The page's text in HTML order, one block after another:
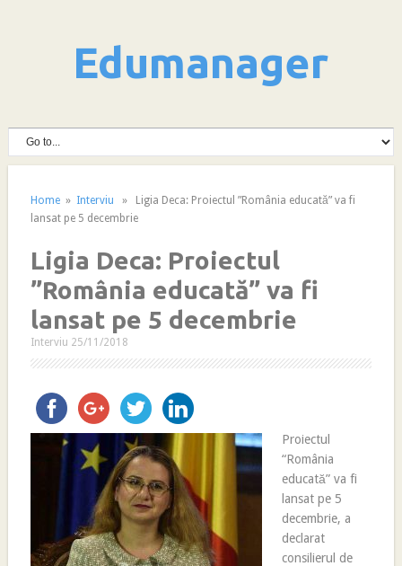
Edumanager
Home» Interviu » Ligia Deca: Proiectul ”România educată” va fi
lansat pe 5 decembrie
Ligia Deca: Proiectul
”România educată” va fi
lansat pe 5 decembrie
Interviu 25/11/2018
Proiectul
“România
educată” va fi
lansat pe 5
decembrie, a
declarat
consilierul de